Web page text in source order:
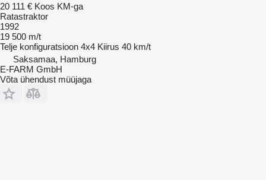
20 111 € Koos KM-ga
Ratastraktor
1992
19 500 m/t
Telje konfiguratsioon 4x4 Kiirus 40 km/t
Saksamaa, Hamburg
E-FARM GmbH
Võta ühendust müüjaga